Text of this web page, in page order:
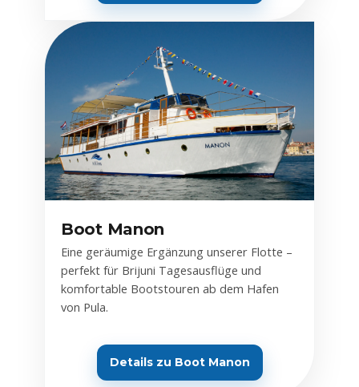
Boot Manon
Eine geräumige Ergänzung unserer Flotte –
perfekt für Brijuni Tagesausflüge und
komfortable Bootstouren ab dem Hafen
von Pula.
Details zu Boot Manon